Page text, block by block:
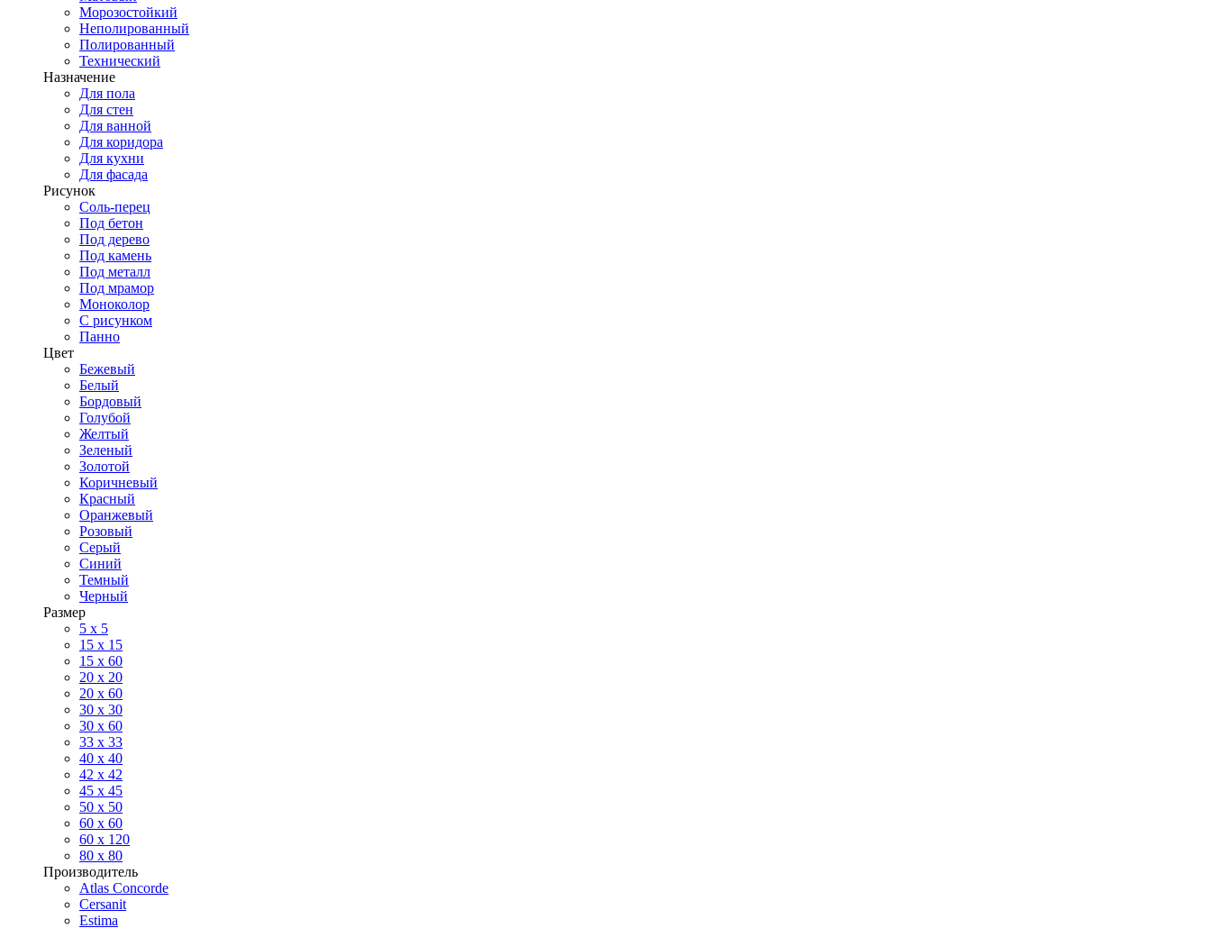
Морозостойкий
Неполированный
Полированный
Технический
Назначение
Для пола
Для стен
Для ванной
Для коридора
Для кухни
Для фасада
Рисунок
Соль-перец
Под бетон
Под дерево
Под камень
Под металл
Под мрамор
Моноколор
С рисунком
Панно
Цвет
Бежевый
Белый
Бордовый
Голубой
Желтый
Зеленый
Золотой
Коричневый
Красный
Оранжевый
Розовый
Серый
Синий
Темный
Черный
Размер
5 x 5
15 x 15
15 x 60
20 х 20
20 x 60
30 х 30
30 x 60
33 x 33
40 х 40
42 x 42
45 x 45
50 x 50
60 х 60
60 x 120
80 x 80
Производитель
Atlas Concorde
Cersanit
Estima